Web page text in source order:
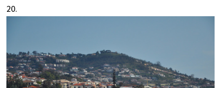
20.